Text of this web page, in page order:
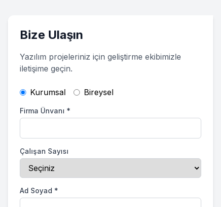
Bize Ulaşın
Yazılım projeleriniz için geliştirme ekibimizle
iletişime geçin.
Kurumsal Bireysel
Firma Ünvanı *
Çalışan Sayısı
Ad Soyad *